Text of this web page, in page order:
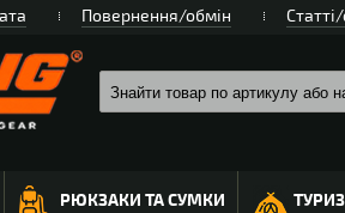
Повернення/обмін
РЮКЗАКИ ТА СУМКИ